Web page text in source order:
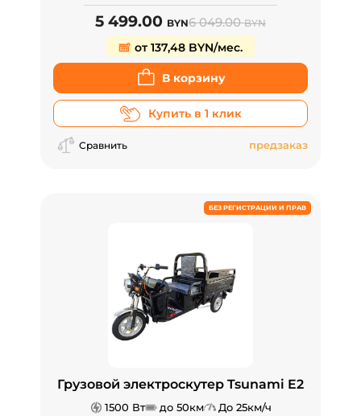
5 499.00 BYN6 049.00BYN
от 137,48 BYN/мес.
В корзину
Купить в 1 клик
Сравнить предзаказ
БЕЗ РЕГИСТРАЦИИ И ПРАВ
Грузовой электроскутер Tsunami E2
1500 Вт до 50км До 25км/ч